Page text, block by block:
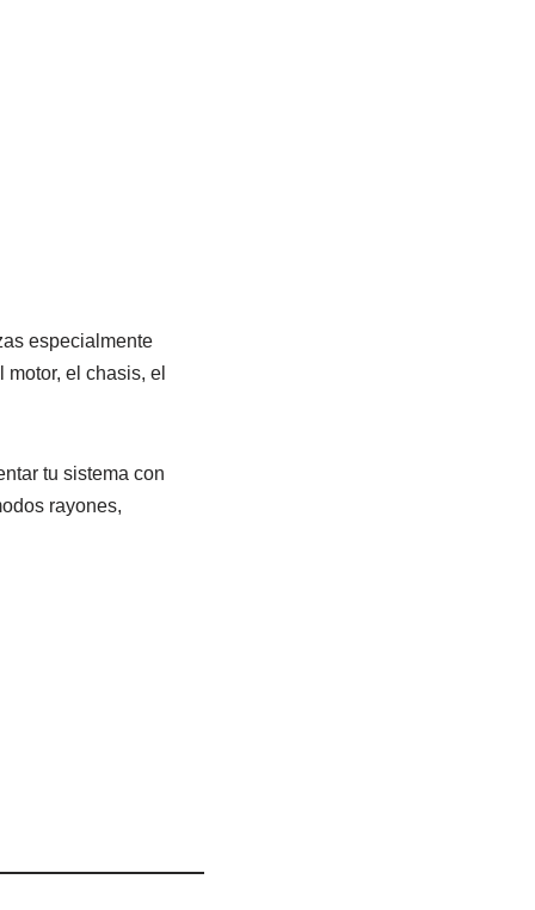
especialmente
el chasis, el
tu sistema con
rayones,